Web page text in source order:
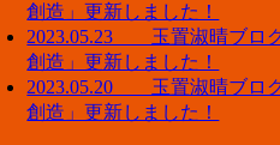
創造」更新しました！
2023.05.23 玉置淑晴ブロ
創造」更新しました！
2023.05.20 玉置淑晴ブロ
創造」更新しました！